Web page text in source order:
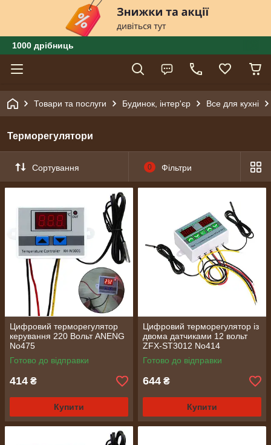
1000 дрібниць
Товари та послуги Будинок, інтер'єр Все для кухні
Терморегулятори
Сортування 0 Фільтри
Цифровий терморегулятор
керування 220 Вольт ANENG
No475
Готово до відправки
414 ₴
Купити
Цифровий терморегулятор із
двома датчиками 12 вольт
ZFX-ST3012 No414
Готово до відправки
644 ₴
Купити